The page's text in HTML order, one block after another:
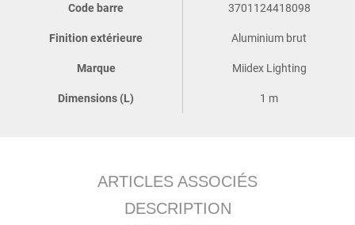
Code barre 3701124418098
Finition extérieure Aluminium brut
Marque Miidex Lighting
Dimensions (L) 1 m
ARTICLES ASSOCIÉS
DESCRIPTION